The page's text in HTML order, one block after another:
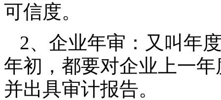
可信度。
2、企业年审： 又叫年
年初，都要对企业上一
并出具审计报告。